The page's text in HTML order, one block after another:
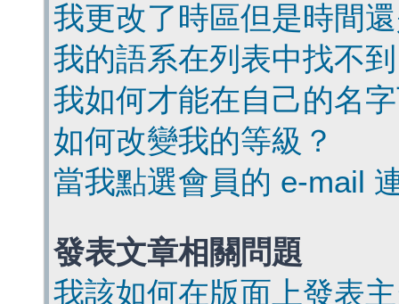
我更改了時區但是時間
我的語系在列表中找不
我如何才能在自己的名
如何改變我的等級？
當我點選會員的 e-mail
發表文章相關問題
我該如何在版面上發表